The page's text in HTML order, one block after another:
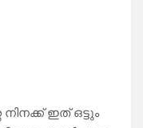
നിനക്ക് ഇത് ഒട്ടും